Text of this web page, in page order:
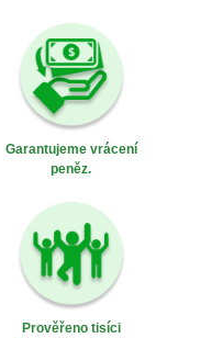
Garantujeme vrácení
peněz.
Prověřeno tisíci